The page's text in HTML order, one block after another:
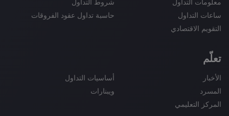
معلومات التداول
شروط التداول
ساعات التداول
حاسبة تداول عقود الفروقات
التقويم الاقتصادي
تعلّم
الأخبار
أساسيات التداول
المسرد
ويبنارات
المركز التعليمي